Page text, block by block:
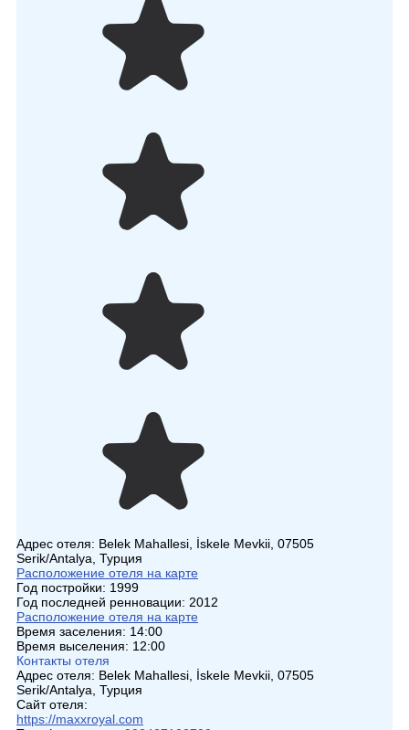
Адрес отеля: Belek Mahallesi, İskele Mevkii, 07505
Serik/Antalya, Турция
Расположение отеля на карте
Год постройки: 1999
Год последней ренновации: 2012
Расположение отеля на карте
Время заселения: 14:00
Время выселения: 12:00
Контакты отеля
Адрес отеля: Belek Mahallesi, İskele Mevkii, 07505
Serik/Antalya, Турция
Сайт отеля:
https://maxxroyal.com